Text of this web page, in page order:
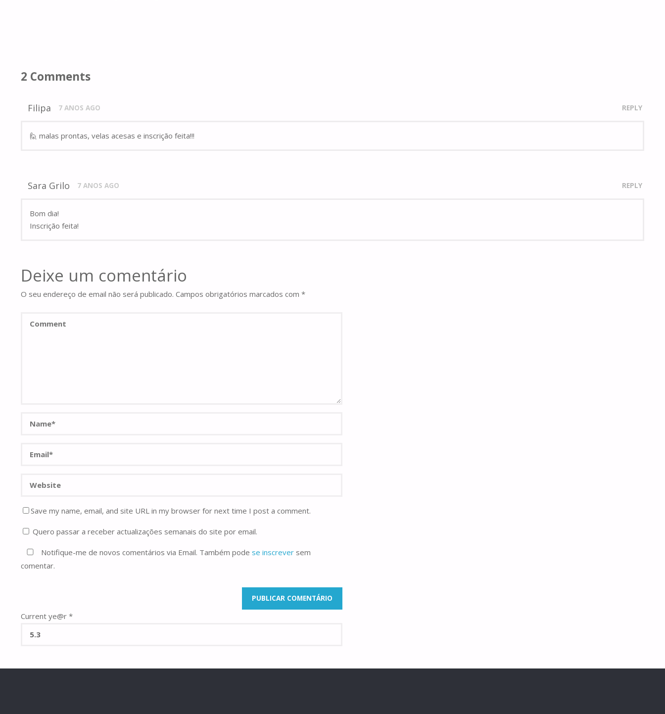
2 Comments
Filipa 7 ANOS AGO REPLY
🙋 malas prontas, velas acesas e inscrição feita!!!
Sara Grilo 7 ANOS AGO REPLY
Bom dia!
Inscrição feita!
Deixe um comentário
O seu endereço de email não será publicado. Campos obrigatórios marcados com *
Save my name, email, and site URL in my browser for next time I post a comment.
Quero passar a receber actualizações semanais do site por email.
Notifique-me de novos comentários via Email. Também pode se inscrever sem
comentar.
Current ye@r *